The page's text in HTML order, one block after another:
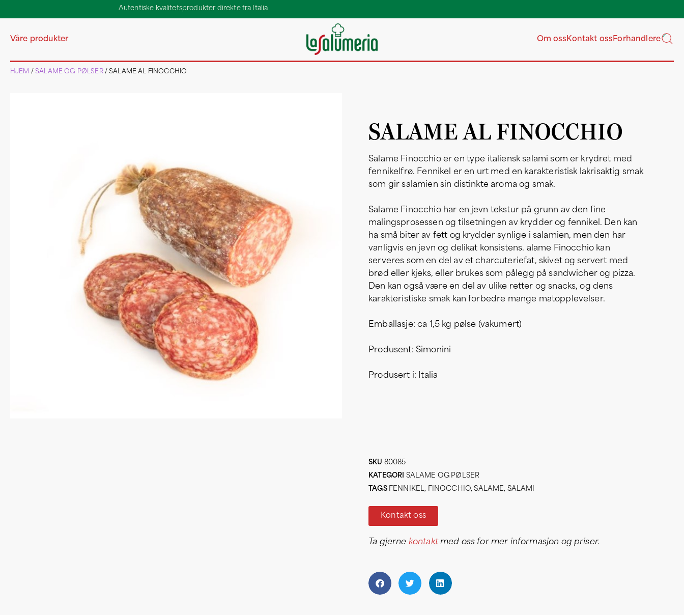
Autentiske kvalitetsprodukter direkte fra Italia
Våre produkter Om ossKontakt ossForhandlere
HJEM /SALAME OG PØLSER/ SALAME AL FINOCCHIO
SALAME AL FINOCCHIO
Salame Finocchio er en type italiensk salami som er krydret med
fennikelfrø. Fennikel er en urt med en karakteristisk lakrisaktig smak
som gir salamien sin distinkte aroma og smak.
Salame Finocchio har en jevn tekstur på grunn av den fine
malingsprosessen og tilsetningen av krydder og fennikel. Den kan
ha små biter av fett og krydder synlige i salamien, men den har
vanligvis en jevn og delikat konsistens. alame Finocchio kan
serveres som en del av et charcuteriefat, skivet og servert med
brød eller kjeks, eller brukes som pålegg på sandwicher og pizza.
Den kan også være en del av ulike retter og snacks, og dens
karakteristiske smak kan forbedre mange matopplevelser.
Emballasje: ca 1,5 kg pølse (vakumert)
Produsent: Simonini
Produsert i: Italia
SKU 80085
KATEGORI
SALAME OG PØLSER
TAGS FENNIKEL, FINOCCHIO,SALAME, SALAMI
Kontakt oss
Ta gjerne kontaktmed oss for mer informasjon og priser.